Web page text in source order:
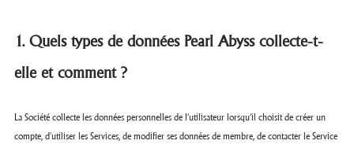
1. Quels types de données Pearl Abyss collecte-t-
elle et comment ?
La Société collecte les données personnelles de l’utilisateur lorsqu’il choisit de créer un
compte, d'utiliser les Services, de modifier ses données de membre, de contacter le Service